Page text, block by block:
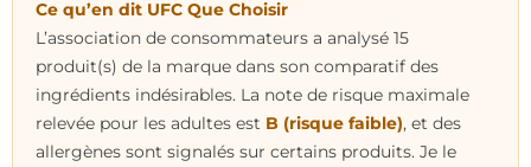
Ce qu’en dit UFC Que Choisir
L’association de consommateurs a analysé 15
produit(s) de la marque dans son comparatif des
ingrédients indésirables. La note de risque maximale
relevée pour les adultes est B (risque faible), et des
allergènes sont signalés sur certains produits. Je le